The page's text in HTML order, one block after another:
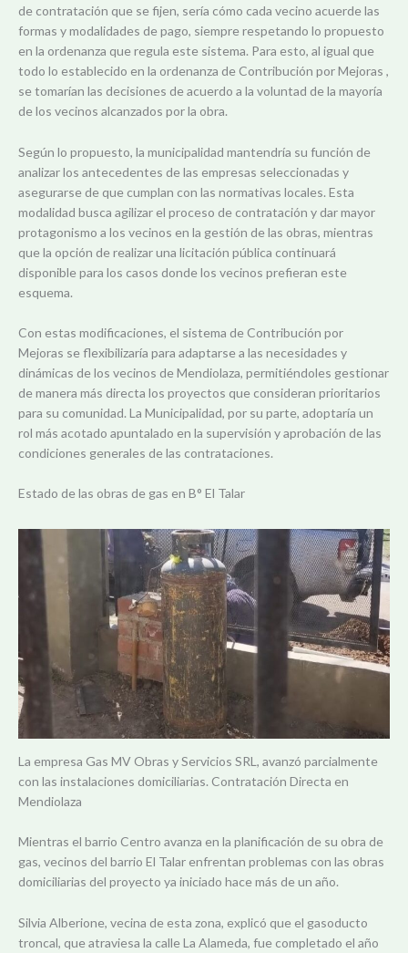
de contratación que se fijen, sería cómo cada vecino acuerde las
formas y modalidades de pago, siempre respetando lo propuesto
en la ordenanza que regula este sistema. Para esto, al igual que
todo lo establecido en la ordenanza de Contribución por Mejoras ,
se tomarían las decisiones de acuerdo a la voluntad de la mayoría
de los vecinos alcanzados por la obra.
Según lo propuesto, la municipalidad mantendría su función de
analizar los antecedentes de las empresas seleccionadas y
asegurarse de que cumplan con las normativas locales. Esta
modalidad busca agilizar el proceso de contratación y dar mayor
protagonismo a los vecinos en la gestión de las obras, mientras
que la opción de realizar una licitación pública continuará
disponible para los casos donde los vecinos prefieran este
esquema.
Con estas modificaciones, el sistema de Contribución por
Mejoras se flexibilizaría para adaptarse a las necesidades y
dinámicas de los vecinos de Mendiolaza, permitiéndoles gestionar
de manera más directa los proyectos que consideran prioritarios
para su comunidad. La Municipalidad, por su parte, adoptaría un
rol más acotado apuntalado en la supervisión y aprobación de las
condiciones generales de las contrataciones.
Estado de las obras de gas en B° El Talar
La empresa Gas MV Obras y Servicios SRL, avanzó parcialmente
con las instalaciones domiciliarias. Contratación Directa en
Mendiolaza
Mientras el barrio Centro avanza en la planificación de su obra de
gas, vecinos del barrio El Talar enfrentan problemas con las obras
domiciliarias del proyecto ya iniciado hace más de un año.
Silvia Alberione, vecina de esta zona, explicó que el gasoducto
troncal, que atraviesa la calle La Alameda, fue completado el año